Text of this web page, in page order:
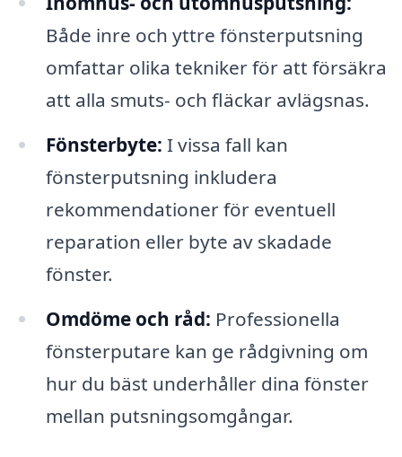
Både inre och yttre fönsterputsning
omfattar olika tekniker för att försäkra
att alla smuts- och fläckar avlägsnas.
Fönsterbyte: I vissa fall kan
fönsterputsning inkludera
rekommendationer för eventuell
reparation eller byte av skadade
fönster.
Omdöme och råd: Professionella
fönsterputare kan ge rådgivning om
hur du bäst underhåller dina fönster
mellan putsningsomgångar.